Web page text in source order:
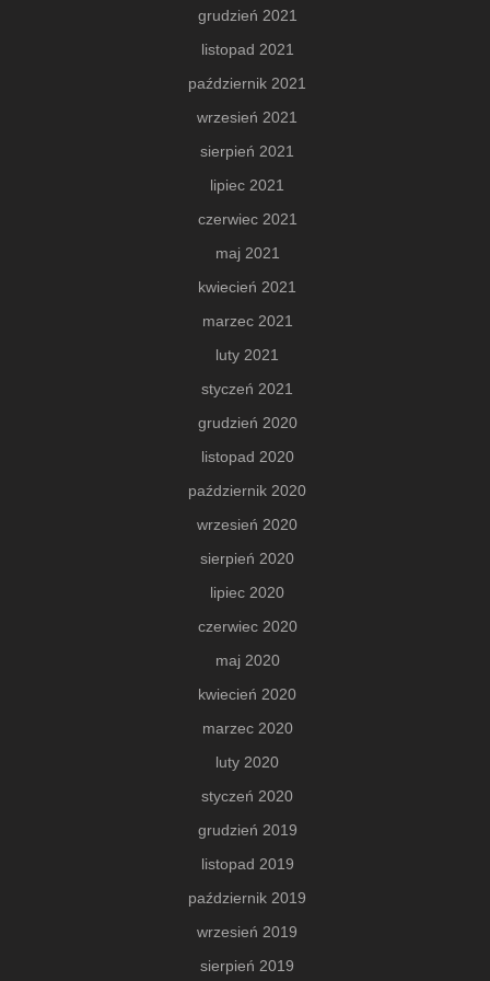
grudzień 2021
listopad 2021
październik 2021
wrzesień 2021
sierpień 2021
lipiec 2021
czerwiec 2021
maj 2021
kwiecień 2021
marzec 2021
luty 2021
styczeń 2021
grudzień 2020
listopad 2020
październik 2020
wrzesień 2020
sierpień 2020
lipiec 2020
czerwiec 2020
maj 2020
kwiecień 2020
marzec 2020
luty 2020
styczeń 2020
grudzień 2019
listopad 2019
październik 2019
wrzesień 2019
sierpień 2019